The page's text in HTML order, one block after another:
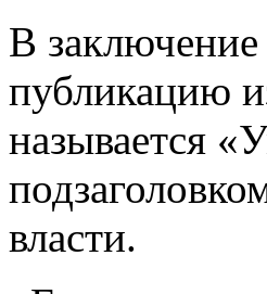
В
публикацию
называется
власти.